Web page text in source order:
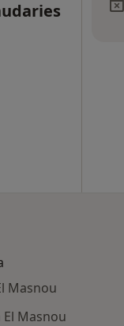
Masnou
Masnou